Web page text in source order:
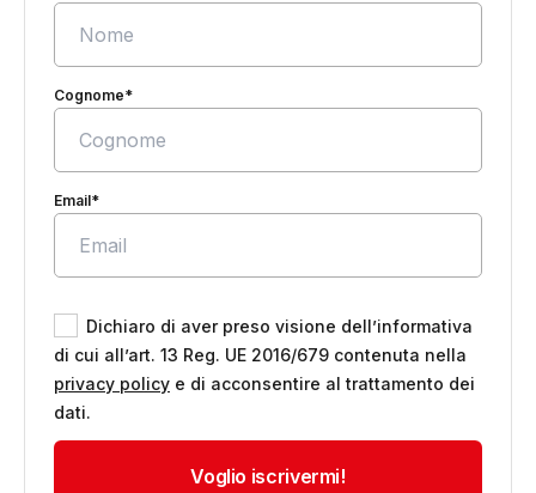
Cognome*
Email*
Dichiaro di aver preso visione dell’informativa
di cui all’art. 13 Reg. UE 2016/679 contenuta nella
privacy policy e di acconsentire al trattamento dei
dati.